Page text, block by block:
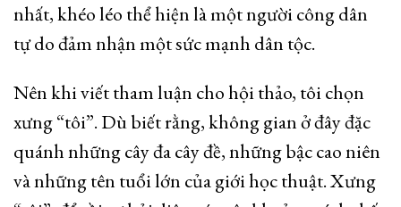
nhất, khéo léo thể hiện là một người công dân
tự do đảm nhận một sức mạnh dân tộc.
Nên khi viết tham luận cho hội thảo, tôi chọn
xưng “tôi”. Dù biết rằng, không gian ở đây đặc
quánh những cây đa cây đề, những bậc cao niên
và những tên tuổi lớn của giới học thuật. Xưng